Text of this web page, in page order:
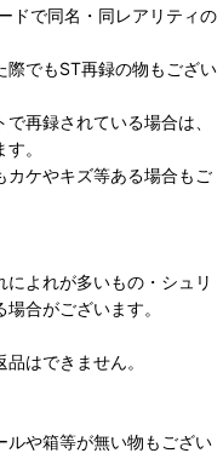
ドで同名・同レアリティの
際でもST再録の物もござい
再録されている場合は、
。
カケやキズ等ある場合もご
よれが多いもの・シュリ
合がございます。
はできません。
ルや箱等が無い物もござい